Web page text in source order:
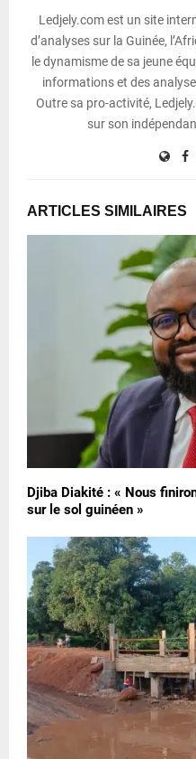
Ledjely.com est un site
d’analyses sur la Guinée,
le dynamisme de sa jeune
informations et des
Outre sa pro-activité,
sur son
ARTICLES SIMILAIRES
Djiba Diakité : « Nous
sur le sol guinéen »